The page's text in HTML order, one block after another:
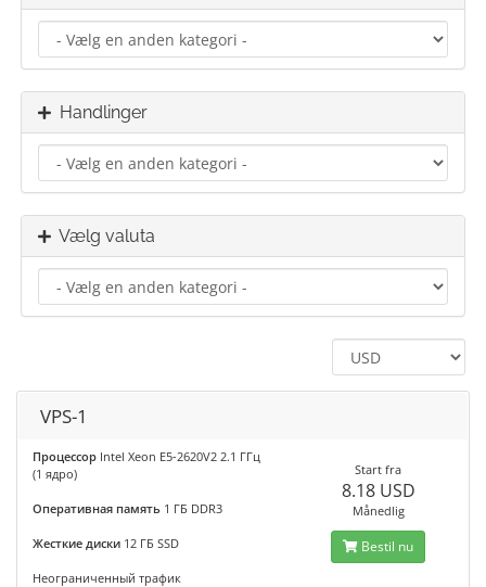
Handlinger
Vælg valuta
VPS-1
Процессор Intel Xeon E5-2620V2 2.1 ГГц
(1 ядро)
Оперативная память 1 ГБ DDR3
Жесткие диски 12 ГБ SSD
Неограниченный трафик
Start fra
8.18 USD
Månedlig
Bestil nu